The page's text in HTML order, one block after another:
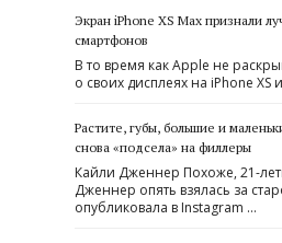
Экран iPhone XS Max признали
смартфонов
В то время как Apple не
о своих дисплеях на iPhone XS
Растите, губы, большие и
снова «подсела» на филлеры
Кайли Дженнер Похоже, 21-
Дженнер опять взялась за
опубликовала в Instagram …